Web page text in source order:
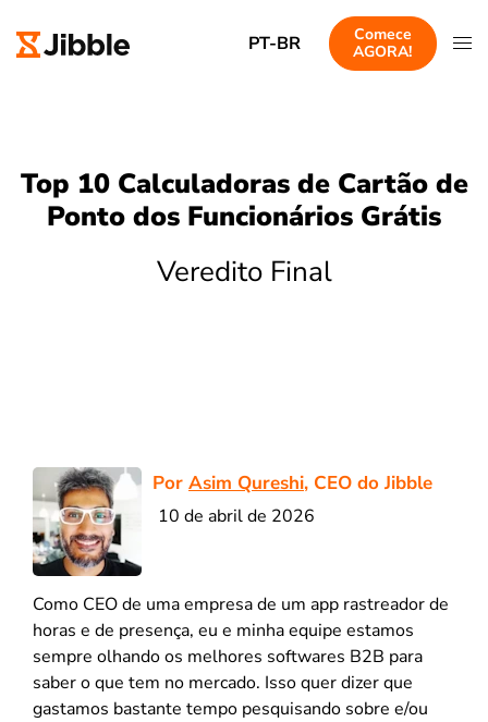
PT-BR
Comece
AGORA!
Top 10 Calculadoras de Cartão de
Ponto dos Funcionários Grátis
Veredito Final
Por Asim Qureshi, CEO do Jibble
10 de abril de 2026
Como CEO de uma empresa de um app rastreador de
horas e de presença, eu e minha equipe estamos
sempre olhando os melhores softwares B2B para
saber o que tem no mercado. Isso quer dizer que
gastamos bastante tempo pesquisando sobre e/ou